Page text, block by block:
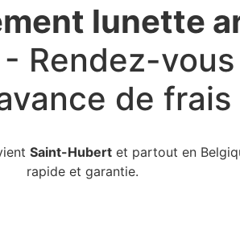
lunette
- Rendez-
de frais
Saint-Hubert et partout en
rapide et garantie.